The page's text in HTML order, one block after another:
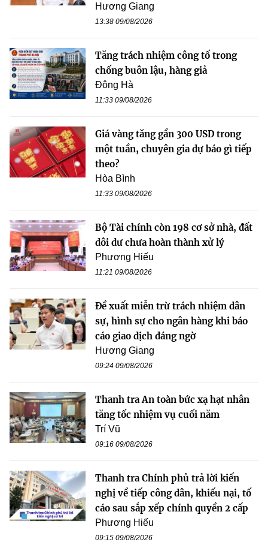
Hương Giang
13:38 09/08/2026
Tăng trách nhiệm công tố trong
chống buôn lậu, hàng giả
Đông Hà
11:33 09/08/2026
Giá vàng tăng gần 300 USD trong
một tuần, chuyên gia dự báo gì tiếp
theo?
Hòa Bình
11:33 09/08/2026
Bộ Tài chính còn 198 cơ sở nhà, đất
dôi dư chưa hoàn thành xử lý
Phương Hiếu
11:21 09/08/2026
Đề xuất miễn trừ trách nhiệm dân
sự, hình sự cho ngân hàng khi báo
cáo giao dịch đáng ngờ
Hương Giang
09:24 09/08/2026
Thanh tra An toàn bức xạ hạt nhân
tăng tốc nhiệm vụ cuối năm
Trí Vũ
09:16 09/08/2026
Thanh tra Chính phủ trả lời kiến
nghị về tiếp công dân, khiếu nại, tố
cáo sau sắp xếp chính quyền 2 cấp
Phương Hiếu
09:15 09/08/2026